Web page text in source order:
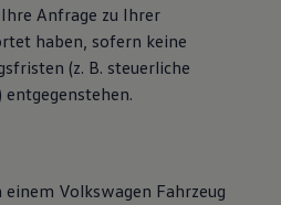
Anfrage zu Ihrer
haben, sofern keine
(z. B. steuerliche
Volkswagen Fahrzeug